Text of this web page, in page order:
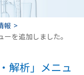
報
を追加しました。
解析」メニュ